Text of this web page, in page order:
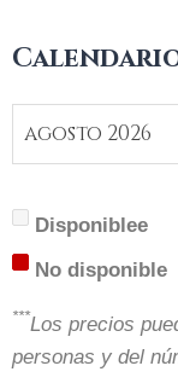
Disponiblee
No disponible
***Los precios
personas y del